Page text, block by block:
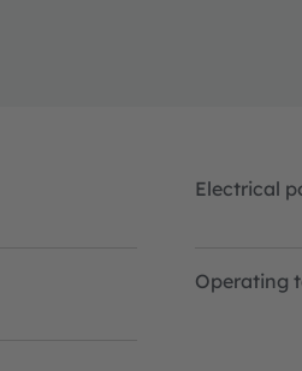
Electrical
Operating